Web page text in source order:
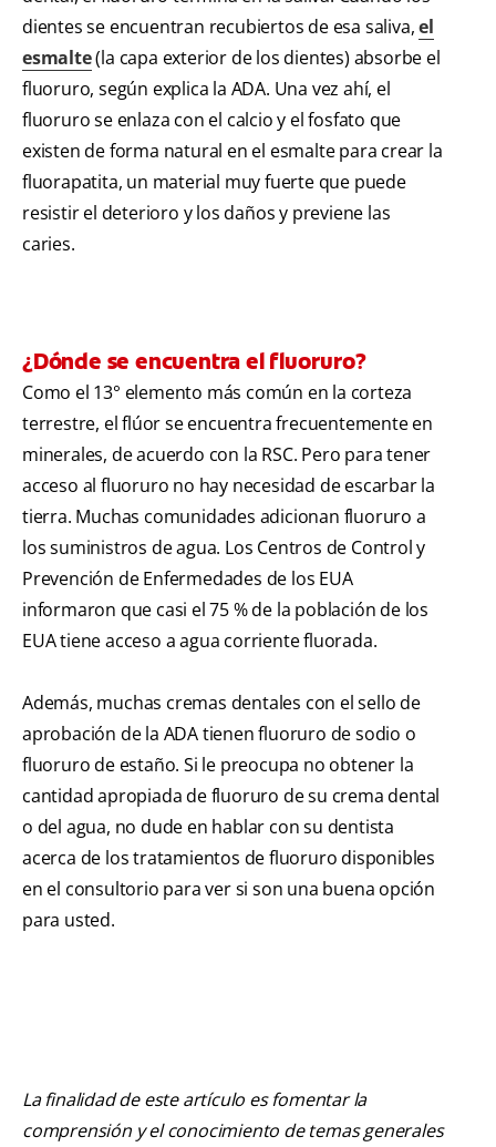
dientes se encuentran recubiertos de esa saliva,el
esmalte(la capa exterior de los dientes) absorbe el
fluoruro, según explica la ADA. Una vez ahí, el
fluoruro se enlaza con el calcio y el fosfato que
existen de forma natural en el esmalte para crear la
fluorapatita, un material muy fuerte que puede
resistir el deterioro y los daños y previene las
caries.
¿Dónde se encuentra el fluoruro?
Como el 13° elemento más común en la corteza
terrestre, el flúor se encuentra frecuentemente en
minerales, de acuerdo con la RSC. Pero para tener
acceso al fluoruro no hay necesidad de escarbar la
tierra. Muchas comunidades adicionan fluoruro a
los suministros de agua. Los Centros de Control y
Prevención de Enfermedades de los EUA
informaron que casi el 75 % de la población de los
EUA tiene acceso a agua corriente fluorada.
Además, muchas cremas dentales con el sello de
aprobación de la ADA tienen fluoruro de sodio o
fluoruro de estaño. Si le preocupa no obtener la
cantidad apropiada de fluoruro de su crema dental
o del agua, no dude en hablar con su dentista
acerca de los tratamientos de fluoruro disponibles
en el consultorio para ver si son una buena opción
para usted.
La finalidad de este artículo es fomentar la
comprensión y el conocimiento de temas generales